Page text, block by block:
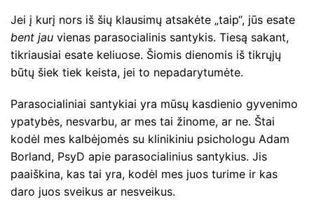
Jei į kurį nors iš šių klausimų atsakėte „taip“, jūs esate
bent jau vienas parasocialinis santykis. Tiesą sakant,
tikriausiai esate keliuose. Šiomis dienomis iš tikrųjų
būtų šiek tiek keista, jei to nepadarytumėte.
Parasocialiniai santykiai yra mūsų kasdienio gyvenimo
ypatybės, nesvarbu, ar mes tai žinome, ar ne. Štai
kodėl mes kalbėjomės su klinikiniu psichologu Adam
Borland, PsyD apie parasocialinius santykius. Jis
paaiškina, kas tai yra, kodėl mes juos turime ir kas
daro juos sveikus ar nesveikus.